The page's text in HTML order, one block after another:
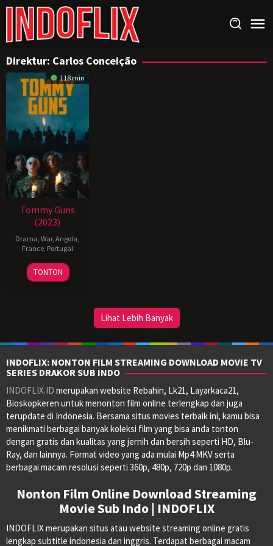
Loncat
konten
Direktur: Carlos Conceição
118 min
Tommy Guns
(2023)
Drama ,War,Angola
France, Portugal
12
Apr
Carlos
Conceição
TONTON
Lihat Lebih Banyak
INDOFLIX: NONTON FILM STREAMING DOWNLOAD MOVIE TV
SERIES DRAKOR SUB INDO
INDOFLIX.ID merupakan website Rebahin, Lk21, Layarkaca21,
Bioskopkeren untuk menonton film online terlengkap dan juga
terupdate di Indonesia. Bersama situs movies terbaik ini, kamu bisa
menikmati berbagai banyak koleksi film yang bisa anda tonton
dengan gratis dan kualitas yang jernih dan bersih seperti HD, Blu-
Ray, dan lainnya. Format video yang ada mulai Mp4 MKV serta
berbagai macam resolusi seperti 360p, 480p, 720p dan 1080p.
Nonton Film Online Download Streaming
Movie Sub Indo | INDOFLIX
INDOFLIX merupakan situs atau website streaming online gratis
lengkap subtitle indonesia dan inggris. Terdapat berbagai macam